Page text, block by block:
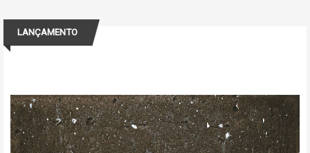
LANÇAMENTO